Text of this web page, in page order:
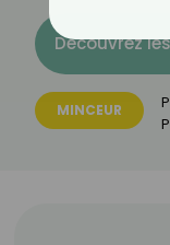
Découvrez
MINCEUR